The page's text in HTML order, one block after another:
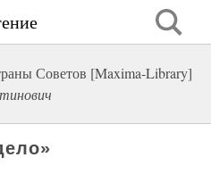
Советов [Maxima-Library]